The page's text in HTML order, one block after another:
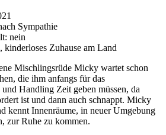
Sympathie
nein
kinderloses Zuhause am Land
Mischlingsrüde Micky wartet schon
die ihm anfangs für das
Handling Zeit geben müssen, da
ist und dann auch schnappt. Micky
kennt Innenräume, in neuer Umgebung
zur Ruhe zu kommen.